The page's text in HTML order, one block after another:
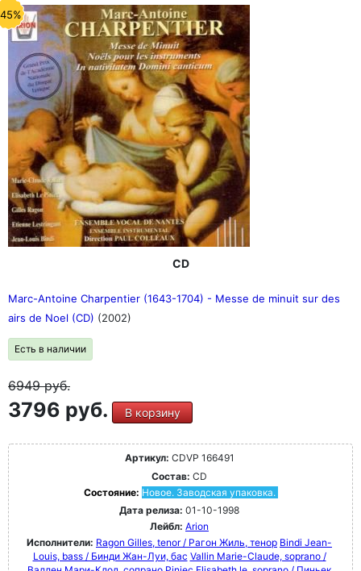
CD
Marc-Antoine Charpentier (1643-1704) - Messe de minuit sur des
airs de Noel (CD) (2002)
Есть в наличии
6949руб.
3796 руб. В корзину
Артикул: CDVP 166491
Состав: CD
Состояние: Новое. Заводская упаковка.
Дата релиза: 01-10-1998
Лейбл: Arion
Исполнители: Ragon Gilles, tenor / Рагон Жиль, тенор Bindi Jean-
Louis, bass / Бинди Жан-Луи, бас Vallin Marie-Claude, soprano /